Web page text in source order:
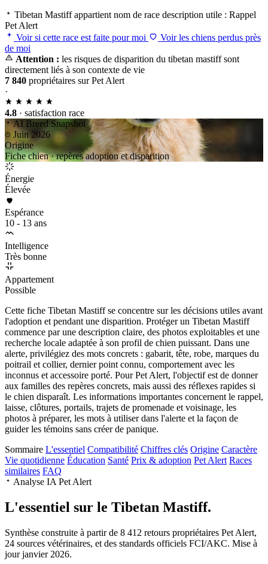
Tibetan Mastiff appartient nom de race description utile : Rappel
Pet Alert
Voir si cette race est faite pour moi
Voir les chiens perdus près
de moi
Attention : les risques de disparition du tibetan mastiff sont
directement liés à son contexte de vie
7 840 propriétaires sur Pet Alert
·
4.8 · satisfaction race
AI Breed Snapshot
Juin 2026
Origine
Fiche chien · repères adoption et disparition
Énergie
Élevée
Espérance
10 - 13 ans
Intelligence
Très bonne
Appartement
Possible
Cette fiche Tibetan Mastiff se concentre sur les décisions utiles avant
l'adoption et pendant une disparition. Protéger un Tibetan Mastiff
commence par une description claire, des photos exploitables et une
recherche locale adaptée à son profil de chien puissant. Dans une
alerte, privilégiez des mots concrets : gabarit, tête, robe, marques du
poitrail et collier, dernier point connu, comportement avec les
inconnus et accessoire porté. Pour Pet Alert, l'objectif est de donner
aux familles des repères concrets, mais aussi des réflexes rapides si
le chien disparaît. Les informations importantes concernent le rappel,
laisse, clôtures, portails, trajets de promenade et voisinage, les
photos à préparer, les mots à utiliser dans l'alerte et la façon de
guider les témoins sans créer de panique.
Sommaire L'essentiel Compatibilité Chiffres clés Origine Caractère
Vie quotidienne Éducation Santé Prix & adoption Pet Alert Races
similaires FAQ
Analyse IA Pet Alert
L'essentiel sur le Tibetan Mastiff.
Synthèse construite à partir de 8 412 retours propriétaires Pet Alert,
24 sources vétérinaires, et des standards officiels FCI/AKC. Mise à
jour janvier 2026.